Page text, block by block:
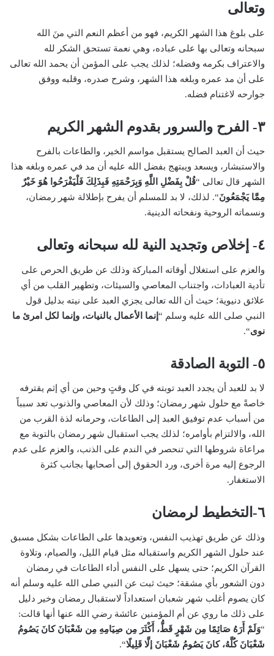
وتعالى
على بلوغ هذا الشهر الكريم، فهو من أعظم النعم التي منَ الله
سبحانه وتعالى بها على عباده، وهي نعمة تستحق الشكر لله
والاعتراف بكرمه وفضله؛ لذلك يجب على المؤمن أن يحمد الله تعالى
على أن مد عمره وبلغه هذا الشهر، وشرح صدره، وقلبه ووفق
جوارحه لاغتنام فضله.
٣- الفرح والسرور بقدوم الشهر الكريم
حيث أن العبد الصالح يستقبل مواسم الخير، والطاعات بالفرح
والاستبشار، ويسعد ويبتهج بفضل الله عليه أن مد في عمره وبلغه هذا
الشهر قال تعالى “قُلْ بِفَضْلِ اللَّهِ وَبِرَحْمَتِهِ فَبِذَلِكَ فَلْيَفْرَحُوا هُوَ خَيْرٌ
مِمَّا يَجْمَعُونَ“. لذلك، لا بد للمسلم أن يفرح بإطلالة شهر رمضان،
ونسماته الروحية ونفحاته الدينية.
٤- إخلاص وتجديد النية لله سبحانه وتعالى
والعزم على استغلال أوقاته المباركة وذلك عن طريق الحرص على
تأدية العبادات، واجتناب المعاصي والسيئات، وتطهير القلب من أي
علائق دنيوية؛ حيث أن الله تعالى يجزي العبد على نيته بدليل قول
النبي صلى الله عليه وسلم “ إنما الأعمال بالنيات، وإنما لكل امرئ ما
نوى“.
٥- التوبة الصادقة
لا بد للعبد أن يجدد العبد توبته في كل وقتٍ وحين من أي إثم يقترفه
خاصةً مع حلول شهر رمضان؛ وذلك لأن المعاصي والذنوب تعد سبباً
من أسباب عدم توفيق العبد إلى الطاعات، وحرمانه لذة القرب من
الله، والالتزام بأوامره؛ لذلك يجب استقبال شهر رمضان بالتوبة مع
مراعاة شروطها التي تنحصر في الندم على الذنب، والعزم على عدم
الرجوع إليه مرة أخرى، ورد الحقوق إلى أصحابها بجانب كثرة
الاستغفار.
٦-التخطيط لرمضان
وذلك عن طريق تهذيب النفس، وتعويدها على الطاعات بشكل مسبق
عند حلول الشهر الكريم واستقباله مثل قيام الليل، والصيام، وتلاوة
القرآن الكريم؛ حتى يسهل على النفس أداء الطاعات في رمضان
دون الشعور بأي مشقة؛ حيث ثبت عن النبي صلى الله عليه وسلم أنه
كان يصوم أغلب شهر شعبان استعداداً لاستقبال رمضان وخير دليل
على ذلك ما روي عن أم المؤمنين عائشة رضي الله عنها أنها قالت:
“وَلَمْ أَرَهُ صَائِمًا مِن شَهْرٍ قَطُّ، أَكْثَرَ مِن صِيَامِهِ مِن شَعْبَانَ كانَ يَصُومُ
شَعْبَانَ كُلَّهُ، كانَ يَصُومُ شَعْبَانَ إلَّا قَلِيلًا“.